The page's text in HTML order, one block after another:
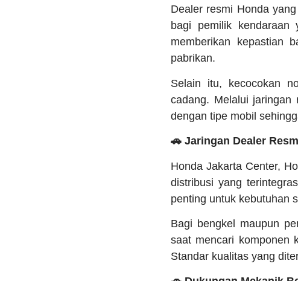
Dealer resmi Honda
bagi pemilik kendaraan
memberikan kepastian
pabrikan.
Selain itu, kecocokan
cadang. Melalui jaringan
dengan tipe mobil
🚗 Jaringan Dealer
Honda Jakarta Center,
distribusi yang
penting untuk kebutuhan
Bagi bengkel maupun
saat mencari komponen
Standar kualitas yang